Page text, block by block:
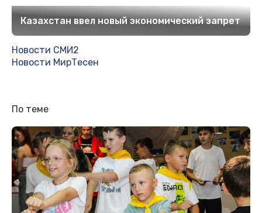
Казахстан ввел новый экономический запрет
Новости СМИ2
Новости МирТесен
По теме